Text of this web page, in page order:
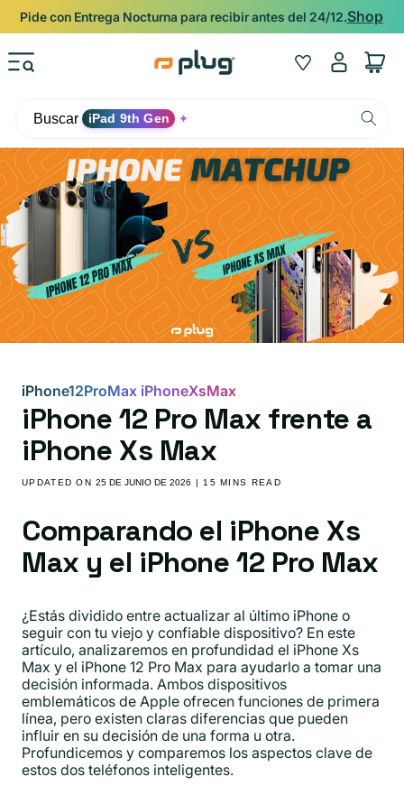
Ir al contenido
Pide con Entrega Nocturna para recibir antes del 24/12.Shop
Wishlist
Iniciar
sesión
Carrito
Buscar iPad 9th Gen ✦
iPhone12ProMax iPhoneXsMax
iPhone 12 Pro Max frente a
iPhone Xs Max
UPDATED ON25 DE JUNIO DE 2026 | 15 MINS READ
Comparando el iPhone Xs
Max y el iPhone 12 Pro Max
¿Estás dividido entre actualizar al último iPhone o
seguir con tu viejo y confiable dispositivo? En este
artículo, analizaremos en profundidad el iPhone Xs
Max y el iPhone 12 Pro Max para ayudarlo a tomar una
decisión informada. Ambos dispositivos
emblemáticos de Apple ofrecen funciones de primera
línea, pero existen claras diferencias que pueden
influir en su decisión de una forma u otra.
Profundicemos y comparemos los aspectos clave de
estos dos teléfonos inteligentes.